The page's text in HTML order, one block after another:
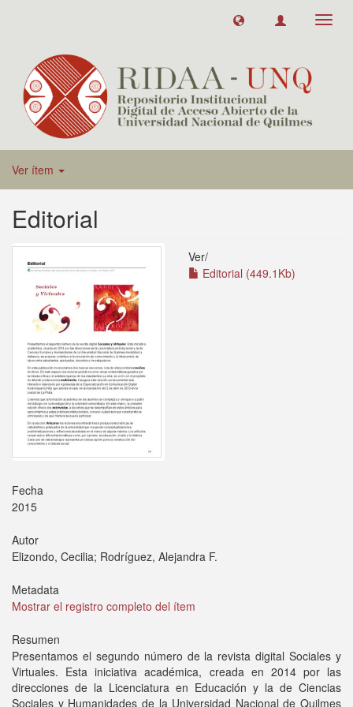
Ver ítem
Editorial
Ver/
Editorial (449.1Kb)
Fecha
2015
Autor
Elizondo, Cecilia; Rodríguez, Alejandra F.
Metadata
Mostrar el registro completo del ítem
Resumen
Presentamos el segundo número de la revista digital Sociales y
Virtuales. Esta iniciativa académica, creada en 2014 por las
direcciones de la Licenciatura en Educación y la de Ciencias
Sociales y Humanidades de la Universidad Nacional de Quilmes